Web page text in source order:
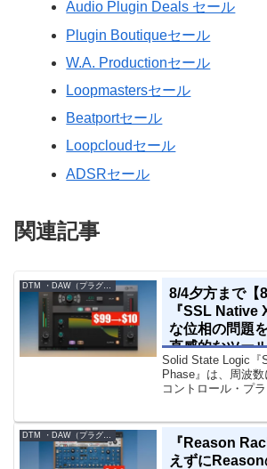
Audio Plugin Deals セール
Plugin Boutiqueセール
W.A. Productionセール
Loopmastersセール
Beatportセール
Loopcloudセール
ADSRセール
関連記事
8/4夕方まで【
『SSL Native
な位相の問題
直感的なツー
Solid State Logic『
Phase』は、周波
コントロール・プ
位相の問題を修正
『Reason
えずに